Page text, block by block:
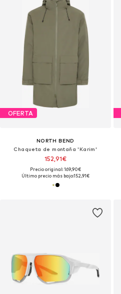
OFERTA
NORTH BEND
Chaqueta de montaña 'Karim'
152,91€
Precio original: 169,90€
Último precio más bajo:152,91€